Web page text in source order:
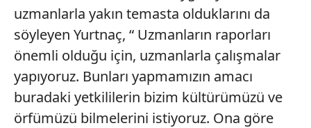
uzmanlarla yakın temasta olduklarını da
söyleyen Yurtnaç, “ Uzmanların raporları
önemli olduğu için, uzmanlarla çalışmalar
yapıyoruz. Bunları yapmamızın amacı
buradaki yetkililerin bizim kültürümüzü ve
örfümüzü bilmelerini istiyoruz. Ona göre